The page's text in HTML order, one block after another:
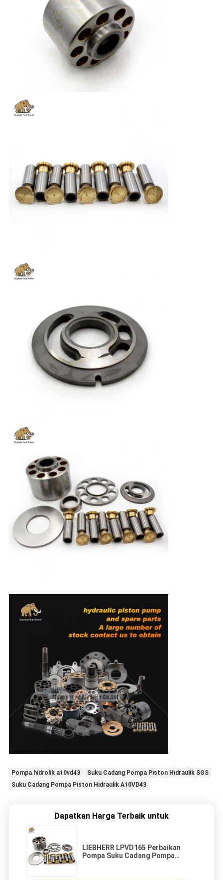
Pompa hidrolik a10vd43
Suku Cadang Pompa Piston Hidraulik SGS
Suku Cadang Pompa Piston Hidraulik A10VD43
Dapatkan Harga Terbaik untuk
LIEBHERR LPVD165 Perbaikan
Pompa Suku Cadang Pompa